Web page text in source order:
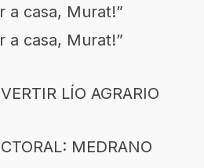
a casa, Murat!”
a casa, Murat!”
LÍO AGRARIO
MEDRANO